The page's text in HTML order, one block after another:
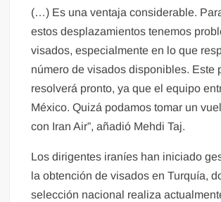
(…) Es una ventaja considerable.
estos desplazamientos tenemos
visados, especialmente en lo que
número de visados disponibles. Este
resolverá pronto, ya que el equipo
México. Quizá podamos tomar un
con Iran Air”, añadió Mehdi Taj.
Los dirigentes iraníes han iniciado
la obtención de visados en Turquía,
selección nacional realiza